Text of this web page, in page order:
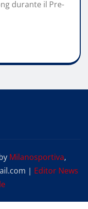
durante il Pre-
Milanosportiva,
| Editor News